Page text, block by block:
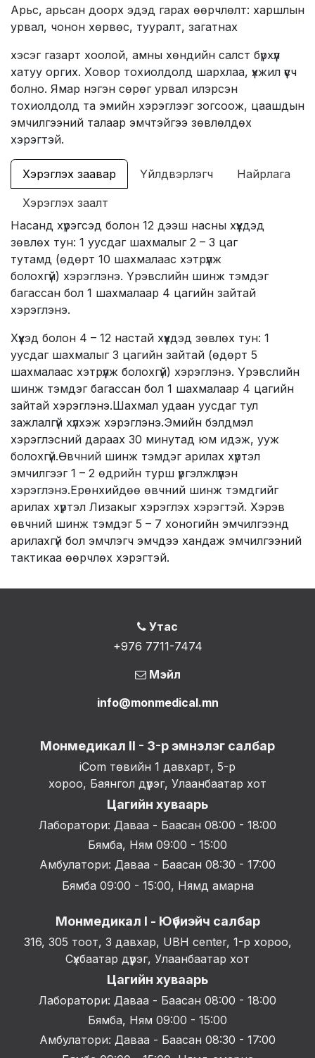
Арьс, арьсан доорх эдэд гарах өөрчлөлт: харшлын
урвал, чонон хөрвөс, тууралт, загатнах
хэсэг газарт хоолой, амны хөндийн салст бүрхүүл
хатуу оргих. Ховор тохиолдолд шархлаа, үхжил үүсч
болно. Ямар нэгэн сөрөг урвал илэрсэн
тохиолдолд та эмийн хэрэглээг зогсоож, цаашдын
эмчилгээний талаар эмчтэйгээ зөвлөлдөх
хэрэгтэй.
Хэрэглэх заавар Үйлдвэрлэгч Найрлага
Хэрэглэх заалт
Насанд хүрэгсэд болон 12 дээш насны хүүхдэд
зөвлөх тун: 1 уусдаг шахмалыг 2 – 3 цаг
тутамд (өдөрт 10 шахмалаас хэтрүүлж
болохгүй) хэрэглэнэ. Үрэвслийн шинж тэмдэг
багассан бол 1 шахмалаар 4 цагийн зайтай
хэрэглэнэ.
Хүүхэд болон 4 – 12 настай хүүхдэд зөвлөх тун: 1
уусдаг шахмалыг 3 цагийн зайтай (өдөрт 5
шахмалаас хэтрүүлж болохгүй) хэрэглэнэ. Үрэвслийн
шинж тэмдэг багассан бол 1 шахмалаар 4 цагийн
зайтай хэрэглэнэ.Шахмал удаан уусдаг тул
зажлалгүй хүлхэж хэрэглэнэ.Эмийн бэлдмэл
хэрэглэсний дараах 30 минутад юм идэж, ууж
болохгүй.Өвчний шинж тэмдэг арилах хүртэл
эмчилгээг 1 – 2 өдрийн турш үргэлжлүүлэн
хэрэглэнэ.Ерөнхийдөө өвчний шинж тэмдгийг
арилах хүртэл Лизакыг хэрэглэх хэрэгтэй. Хэрэв
өвчний шинж тэмдэг 5 – 7 хоногийн эмчилгээнд
арилахгүй бол эмчлэгч эмчдээ хандаж эмчилгээний
тактикаа өөрчлөх хэрэгтэй.
Утас
+976 7711-7474
Мэйл
info@monmedical.mn
Монмедикал II - 3-р эмнэлэг салбар
iCom төвийн 1 давхарт, 5-р
хороо, Баянгол дүүрэг, Улаанбаатар хот
Цагийн хуваарь
Лаборатори: Даваа - Баасан 08:00 - 18:00
Бямба, Ням 09:00 - 15:00
Амбулатори: Даваа - Баасан 08:30 - 17:00
Бямба 09:00 - 15:00, Нямд амарна
Монмедикал I - Юүбиэйч салбар
316, 305 тоот, 3 давхар, UBH center, 1-р хороо,
Сүхбаатар дүүрэг, Улаанбаатар хот
Цагийн хуваарь
Лаборатори: Даваа - Баасан 08:00 - 18:00
Бямба, Ням 09:00 - 15:00
Амбулатори: Даваа - Баасан 08:30 - 17:00